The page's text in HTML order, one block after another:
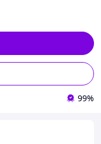
99%